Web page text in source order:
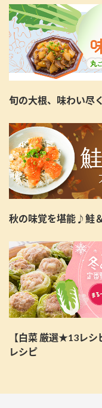
旬の大根、味わい尽
秋の味覚を堪能♪鮭
【白菜 厳選★13レ
レシピ